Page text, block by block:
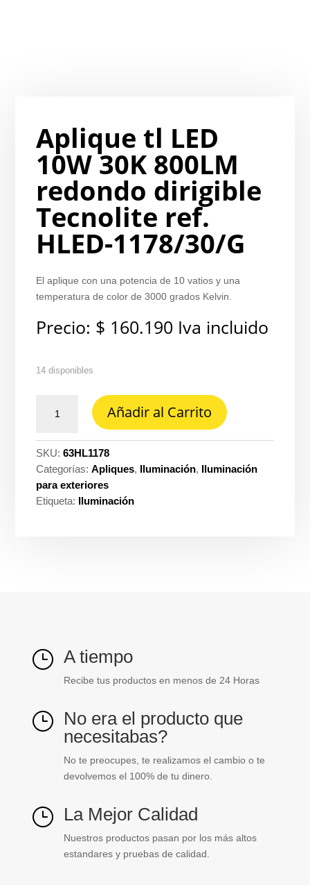
Aplique tl LED
10W 30K 800LM
redondo dirigible
Tecnolite ref.
HLED-1178/30/G
El aplique con una potencia de 10 vatios y una
temperatura de color de 3000 grados Kelvin.
Precio: $ 160.190 Iva incluido
14 disponibles
10W
30K
800LM
redondo
Añadir al Carrito
SKU:63HL1178
Categorías:Apliques, Iluminación, Iluminación
para exteriores
Etiqueta: Iluminación
} A tiempo
Recibe tus productos en menos de 24 Horas
} No era el producto que
necesitabas?
No te preocupes, te realizamos el cambio o te
devolvemos el 100% de tu dinero.
} La Mejor Calidad
Nuestros productos pasan por los más altos
estandares y pruebas de calidad.